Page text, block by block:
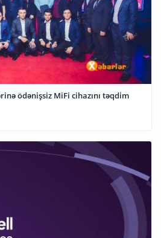
ödənişsiz MiFi cihazını təqdim